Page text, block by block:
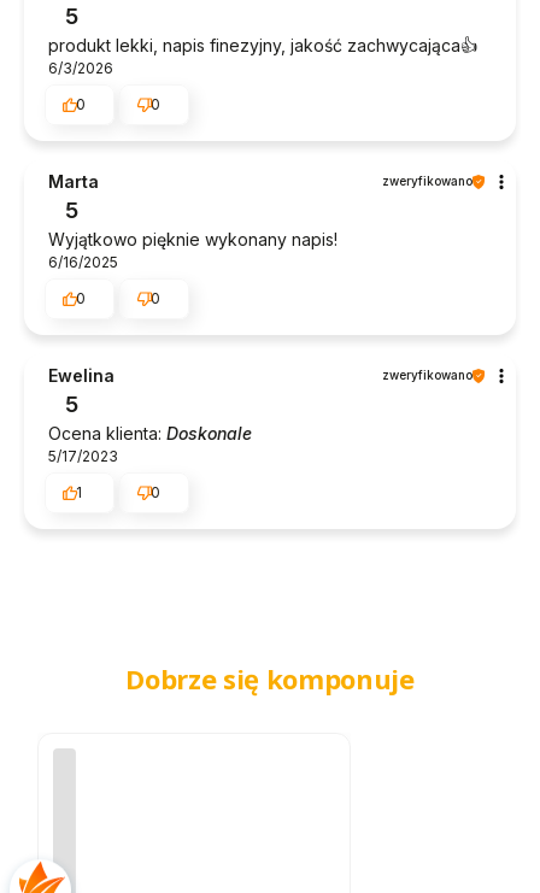
5
produkt lekki, napis finezyjny, jakość zachwycająca👍️
6/3/2026
0
0
Marta zweryfikowano
5
Wyjątkowo pięknie wykonany napis!
6/16/2025
0
0
Ewelina zweryfikowano
5
Ocena klienta: Doskonale
5/17/2023
1
0
Dobrze się komponuje